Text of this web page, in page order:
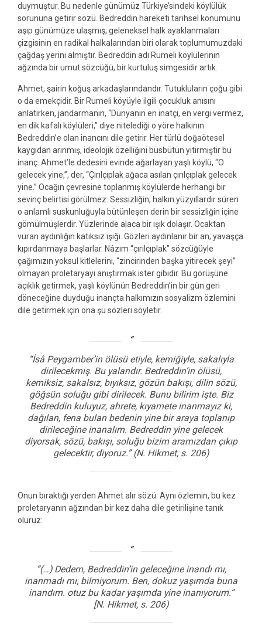
duymuştur. Bu nedenle günümüz Türkiye’sindeki köylülük
sorununa getirir sözü. Bedreddin hareketi tarihsel konumunu
aşıp günümüze ulaşmış, geleneksel halk ayaklanmaları
çizgisinin en radikal halkalarından biri olarak toplumumuzdaki
çağdaş yerini almıştır. Bedreddin adı Rumeli köylülerinin
ağzında bir umut sözcüğü, bir kurtuluş simgesidir artık.
Ahmet, şairin koğuş arkadaşlarındandır. Tutukluların çoğu gibi
o da emekçidir. Bir Rumeli köyüyle ilgili çocukluk anısını
anlatırken, jandarmanın, “Dünyanın en inatçı, en vergi vermez,
en dik kafalı köylüleri,” diye nitelediği o yöre halkının
Bedreddin’e olan inancını dile getirir. Her türlü doğaötesel
kaygıdan arınmış, ideolojik özelliğini büsbütün yitirmiştir bu
inanç. Ahmet’le dedesini evinde ağarlayan yaşlı köylü, “O
gelecek yine,”, der, “Çırılçıplak ağaca asılan çırılçıplak gelecek
yine.” Ocağın çevresine toplanmış köylülerde herhangi bir
sevinç belirtisi görülmez. Sessizliğin, halkın yüzyıllardır süren
o anlamlı suskunluğuyla bütünleşen derin bir sessizliğin içine
gömülmüşlerdir. Yüzlerinde alaca bir ışık dolaşır. Ocaktan
vuran aydınlığın katıksız ışığı. Gözleri aydınlanır bir an; yavaşça
kıpırdanmaya başlarlar. Nâzım “çırılçıplak” sözcüğüyle
çağımızın yoksul kitlelerini, “zincirinden başka yitirecek şeyi”
olmayan proletaryayı anıştırmak ister gibidir. Bu görüşüne
açıklık getirmek, yaşlı köylünün Bedreddin’in bir gün geri
döneceğine duyduğu inançta halkımızın sosyalizm özlemini
dile getirmek için ona şu sözleri söyletir.
“İsâ Peygamber’in ölüsü etiyle, kemiğiyle, sakalıyla
dirilecekmiş. Bu yalandır. Bedreddin’in ölüsü,
kemiksiz, sakalsız, bıyıksız, gözün bakışı, dilin sözü,
göğsün soluğu gibi dirilecek. Bunu bilirim işte. Biz
Bedreddin kuluyuz, ahrete, kıyamete inanmayız ki,
dağılan, fena bulan bedenin yine bir araya toplanıp
dirileceğine inanalım. Bedreddin yine gelecek
diyorsak, sözü, bakışı, soluğu bizim aramızdan çıkıp
gelecektir, diyoruz.”(N. Hikmet, s. 206)
Onun bıraktığı yerden Ahmet alır sözü. Aynı özlemin, bu kez
proletaryanın ağzından bir kez daha dile getirilişine tanık
oluruz:
“(…) Dedem, Bedreddin’in geleceğine inandı mı,
inanmadı mı, bilmiyorum. Ben, dokuz yaşımda buna
inandım. otuz bu kadar yaşımda yine inanıyorum.”
[N. Hikmet, s. 206)